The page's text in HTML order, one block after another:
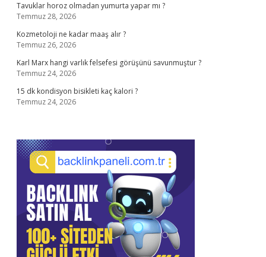
Tavuklar horoz olmadan yumurta yapar mı ?
Temmuz 28, 2026
Kozmetoloji ne kadar maaş alır ?
Temmuz 26, 2026
Karl Marx hangi varlık felsefesi görüşünü savunmuştur ?
Temmuz 24, 2026
15 dk kondisyon bisikleti kaç kalori ?
Temmuz 24, 2026